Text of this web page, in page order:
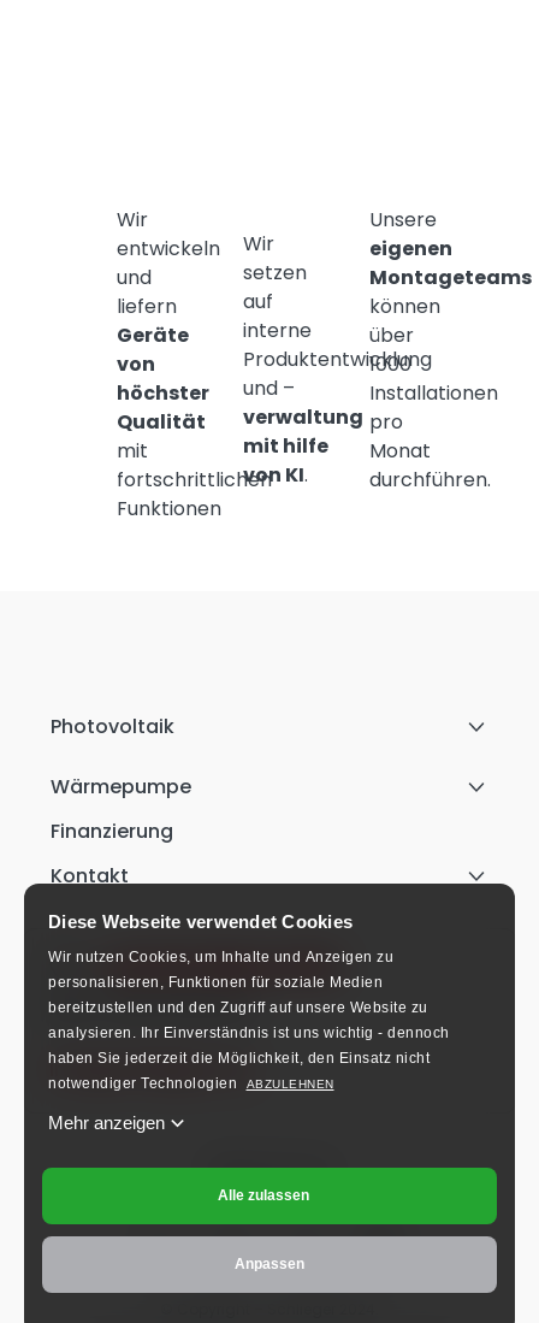
Diese Webseite verwendet Cookies
Wir nutzen Cookies, um Inhalte und Anzeigen zu
personalisieren, Funktionen für soziale Medien
bereitzustellen und den Zugriff auf unsere Website zu
analysieren.
Ihr Einverständnis ist uns wichtig - dennoch
haben Sie jederzeit die Möglichkeit, den Einsatz nicht
notwendiger Technologien
ABZULEHNEN
Mehr anzeigen
Alle zulassen
Anpassen
Wir
entwickeln
und
liefern
Geräte
von
höchster
Qualität
mit
fortschrittlichen
Funktionen
Wir
setzen
auf
interne
Produktentwicklung
und –
verwaltung
mit hilfe
von KI.
Unsere
eigenen
Montageteams
können
über
1000
Installationen
pro
Monat
durchführen.
Photovoltaik
Wärmepumpe
Finanzierung
Kontakt
+49 911 9542 3170
Mo-Fr: 8:00-16:00 Uhr.
info@schlieger.de
Folgen Sie uns!